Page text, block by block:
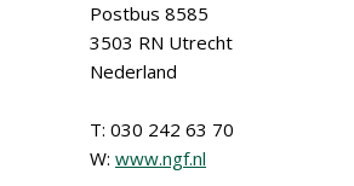
Postbus 8585
3503 RN Utrecht
Nederland
T: 030 242 63 70
W: www.ngf.nl